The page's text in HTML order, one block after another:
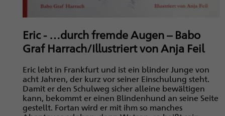
Eric - …durch fremde Augen – Babo
Graf Harrach/Illustriert von Anja Feil
Eric lebt in Frankfurt und ist ein blinder Junge von
acht Jahren, der kurz vor seiner Einschulung steht.
Damit er den Schulweg sicher alleine bewältigen
kann, bekommt er einen Blindenhund an seine Seite
gestellt. Fortan wird er mit ihm so manches